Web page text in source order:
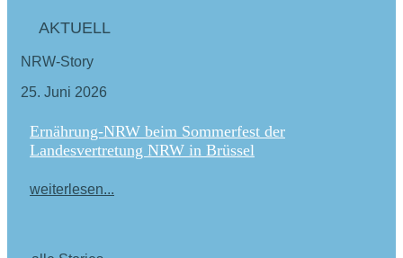
AKTUELL
NRW-Story
25. Juni 2026
Ernährung-NRW beim Sommerfest der
Landesvertretung NRW in Brüssel
weiterlesen...